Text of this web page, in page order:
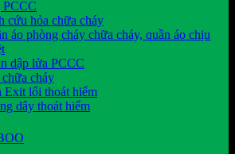
cứu hỏa chữa cháy
áo phòng cháy chữa cháy, quần áo chịu
dập lửa PCCC
cháy
Exit lối thoát hiểm
dây thoát hiểm